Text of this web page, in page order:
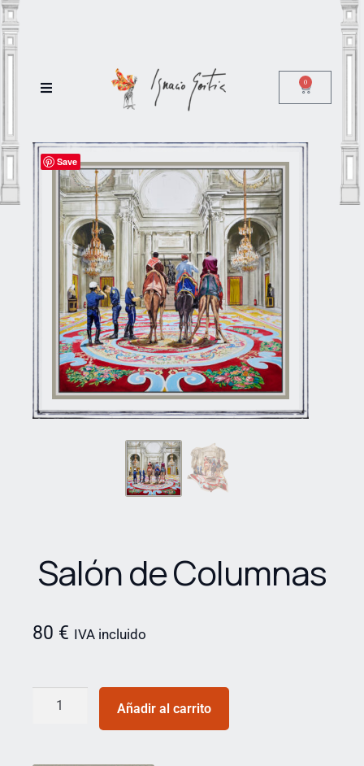
0
Save
Salón de Columnas
80 € IVA incluido
Añadir al carrito